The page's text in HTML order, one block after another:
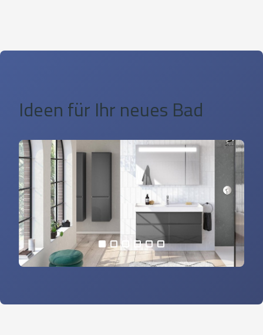
Ideen für Ihr neues Bad
alle Bilder anzeigen